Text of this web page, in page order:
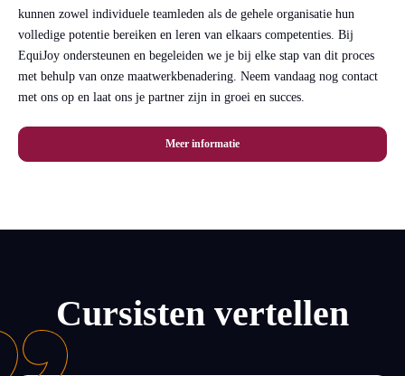
kunnen zowel individuele teamleden als de gehele organisatie hun
volledige potentie bereiken en leren van elkaars competenties. Bij
EquiJoy ondersteunen en begeleiden we je bij elke stap van dit proces
met behulp van onze maatwerkbenadering. Neem vandaag nog contact
met ons op en laat ons je partner zijn in groei en succes.
Meer informatie
Cursisten vertellen